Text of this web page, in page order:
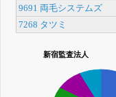
9691 両毛システムズ
7268 タツミ
新宿監査法人